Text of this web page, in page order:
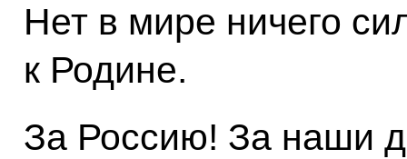
Нет в мире ничего
к Родине.
За Россию! За наши